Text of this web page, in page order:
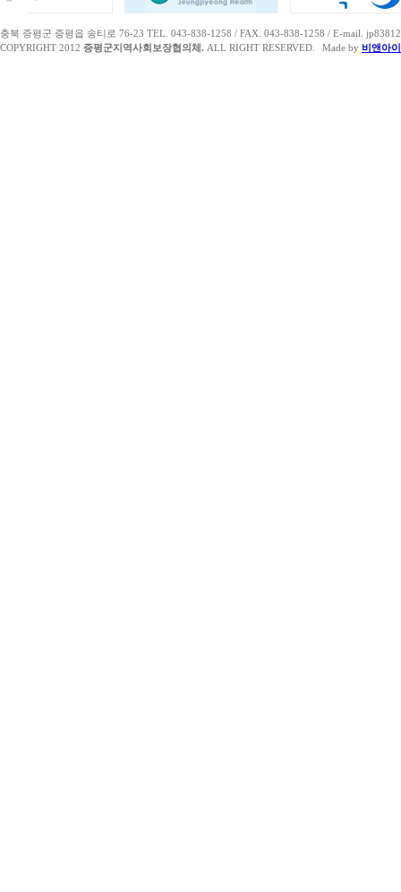
충북 증평군 증평읍 송티로 76-23 TEL. 043-838-1258 / FAX. 043-838-1258 / E-mail.
COPYRIGHT 2012 증평군지역사회보장협의체. ALL RIGHT RESERVED. Made by 비앤아이